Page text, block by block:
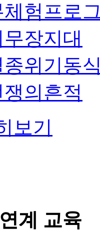
체험프로
장지대
종위기동
의흔적
보기
계 교육